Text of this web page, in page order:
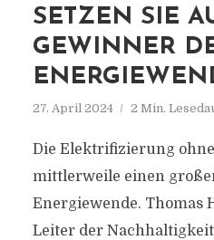
SETZEN SIE
GEWINNER
27. April 2024 2 Min.
Die Elektrifizierung
mittlerweile einen
Energiewende. Thomas
Leiter der